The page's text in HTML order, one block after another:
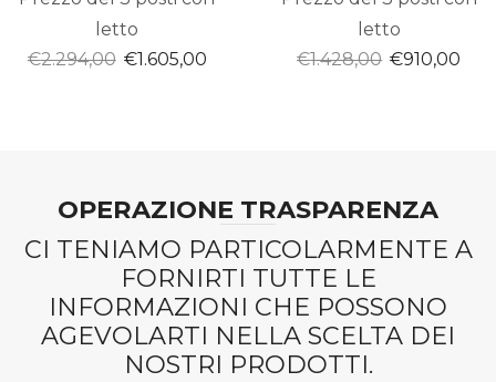
letto
€2.294,00 Il
€1.605,00Il
letto
€1.428,00 Il
€910,00
OPERAZIONE TRASPARENZA
CI TENIAMO PARTICOLARMENTE A
FORNIRTI TUTTE LE
INFORMAZIONI CHE POSSONO
AGEVOLARTI NELLA SCELTA DEI
NOSTRI PRODOTTI.